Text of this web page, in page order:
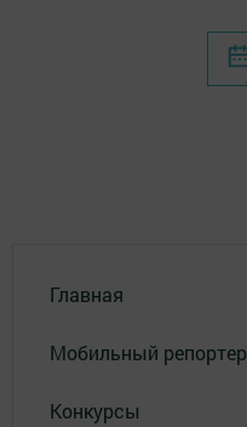
Главная
Мобильный репортер
Конкурсы